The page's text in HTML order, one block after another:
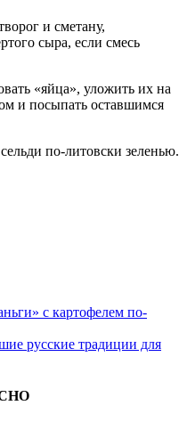
и сметану,
сыра, если смесь
«яйца», уложить их на
и посыпать оставшимся
по-литовски зеленью.
с картофелем по-
русские традиции для